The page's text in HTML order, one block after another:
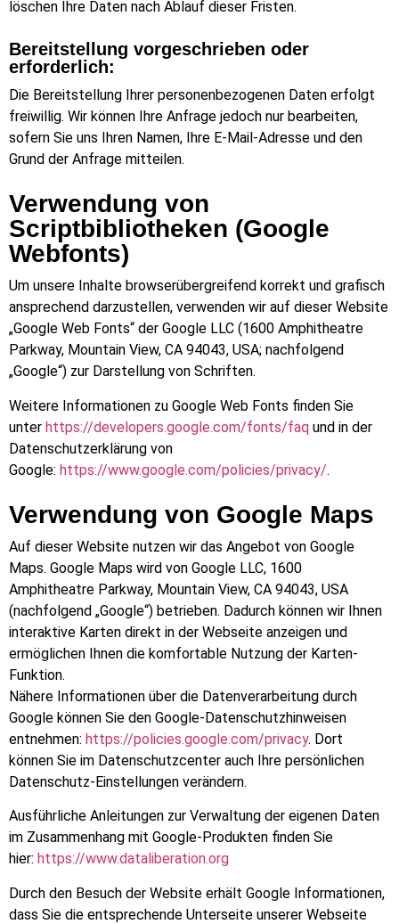
löschen Ihre Daten nach Ablauf dieser Fristen.
Bereitstellung vorgeschrieben oder
erforderlich:
Die Bereitstellung Ihrer personenbezogenen Daten erfolgt
freiwillig. Wir können Ihre Anfrage jedoch nur bearbeiten,
sofern Sie uns Ihren Namen, Ihre E-Mail-Adresse und den
Grund der Anfrage mitteilen.
Verwendung von
Scriptbibliotheken (Google
Webfonts)
Um unsere Inhalte browserübergreifend korrekt und grafisch
ansprechend darzustellen, verwenden wir auf dieser Website
„Google Web Fonts“ der Google LLC (1600 Amphitheatre
Parkway, Mountain View, CA 94043, USA; nachfolgend
„Google“) zur Darstellung von Schriften.
Weitere Informationen zu Google Web Fonts finden Sie
unter https://developers.google.com/fonts/faq und in der
Datenschutzerklärung von
Google: https://www.google.com/policies/privacy/.
Verwendung von Google Maps
Auf dieser Website nutzen wir das Angebot von Google
Maps. Google Maps wird von Google LLC, 1600
Amphitheatre Parkway, Mountain View, CA 94043, USA
(nachfolgend „Google“) betrieben. Dadurch können wir Ihnen
interaktive Karten direkt in der Webseite anzeigen und
ermöglichen Ihnen die komfortable Nutzung der Karten-
Funktion.
Nähere Informationen über die Datenverarbeitung durch
Google können Sie den Google-Datenschutzhinweisen
entnehmen: https://policies.google.com/privacy. Dort
können Sie im Datenschutzcenter auch Ihre persönlichen
Datenschutz-Einstellungen verändern.
Ausführliche Anleitungen zur Verwaltung der eigenen Daten
im Zusammenhang mit Google-Produkten finden Sie
hier: https://www.dataliberation.org
Durch den Besuch der Website erhält Google Informationen,
dass Sie die entsprechende Unterseite unserer Webseite